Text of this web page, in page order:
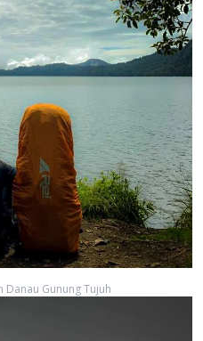
Danau Gunung Tujuh